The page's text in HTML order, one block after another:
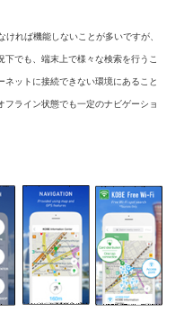
れば機能しないことが多いですが、
でも、端末上で様々な検索を行うこ
ットに接続できない環境にあること
ライン状態でも一定のナビゲーショ